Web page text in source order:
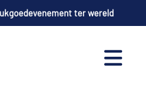
ter wereld